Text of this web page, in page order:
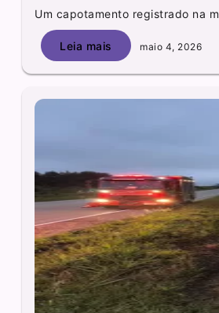
Um capotamento registrado na
Leia mais maio 4, 2026